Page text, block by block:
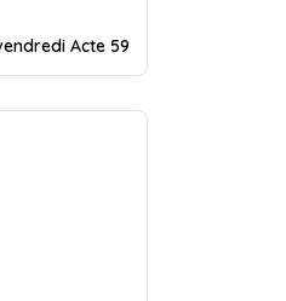
Acte 59